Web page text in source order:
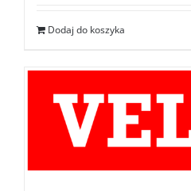
Dodaj do koszyka